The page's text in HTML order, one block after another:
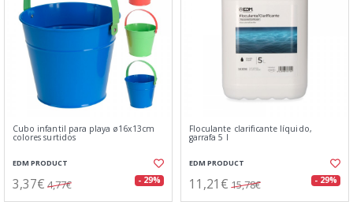
Cubo infantil para playa ø16x13cm
colores surtidos
EDM PRODUCT
3,37€ 4,77€ - 29%
Floculante clarificante líquido,
garrafa 5 l
EDM PRODUCT
11,21€ 15,78€ - 29%